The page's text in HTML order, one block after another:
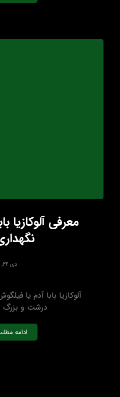
معرفی آلوکازیا
دی ۲۴, ۱۴۰۰
آلوکازیا بابا آدم یا
درشت و بزرگ
ادامه